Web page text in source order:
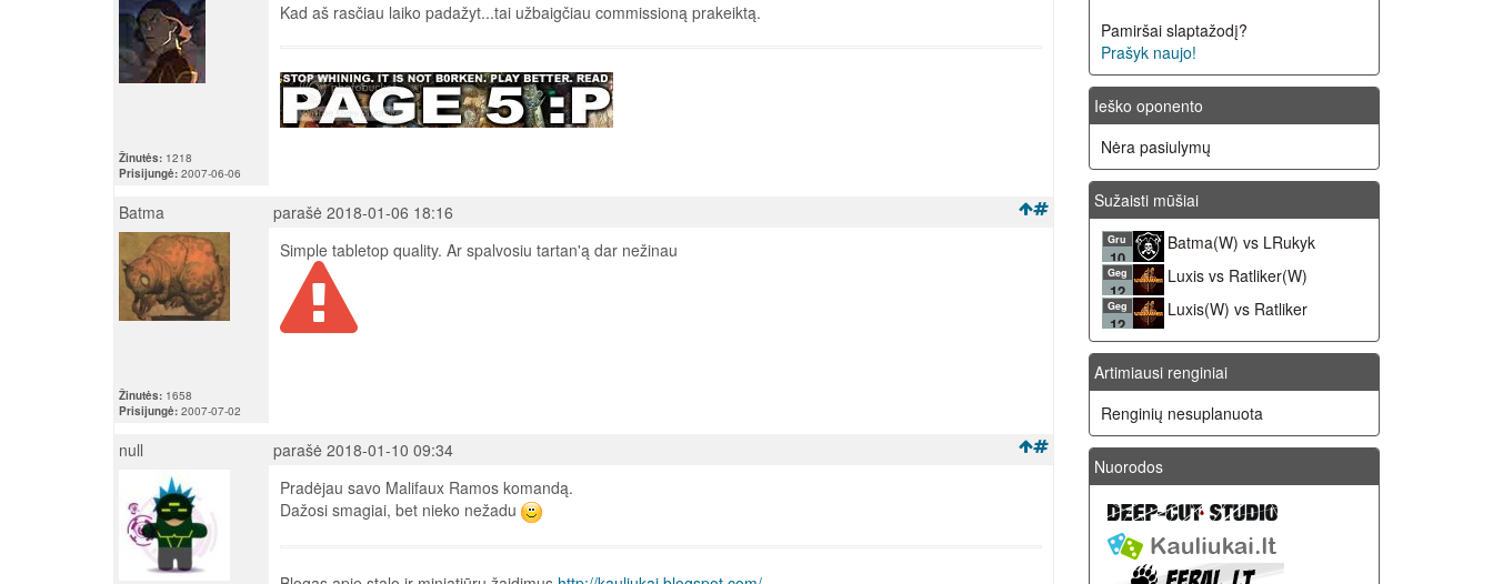
Žinutės: 1218
Prisijungė: 2007-06-06
Kad aš rasčiau laiko padažyt...tai užbaigčiau commissioną prakeiktą.
Batma parašė 2018-01-06 18:16
Žinutės: 1658
Prisijungė: 2007-07-02
Simple tabletop quality. Ar spalvosiu tartan'ą dar nežinau
null parašė 2018-01-10 09:34
Pradėjau savo Malifaux Ramos komandą.
Dažosi smagiai, bet nieko nežadu
Pamiršai slaptažodį?
Prašyk naujo!
Ieško oponento
Nėra pasiulymų
Sužaisti mūšiai
Gru
10
Batma(W) vs LRukyk
Geg
12
Luxis vs Ratliker(W)
Geg
12
Luxis(W) vs Ratliker
Artimiausi renginiai
Renginių nesuplanuota
Nuorodos